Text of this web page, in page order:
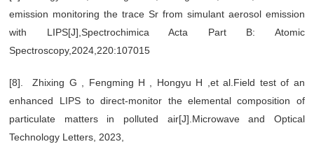
emission monitoring the trace Sr from simulant aerosol emission
with LIPS[J],Spectrochimica Acta Part B: Atomic
Spectroscopy,2024,220:107015
[8]. Zhixing G , Fengming H , Hongyu H ,et al.Field test of an
enhanced LIPS to direct-monitor the elemental composition of
particulate matters in polluted air[J].Microwave and Optical
Technology Letters, 2023,